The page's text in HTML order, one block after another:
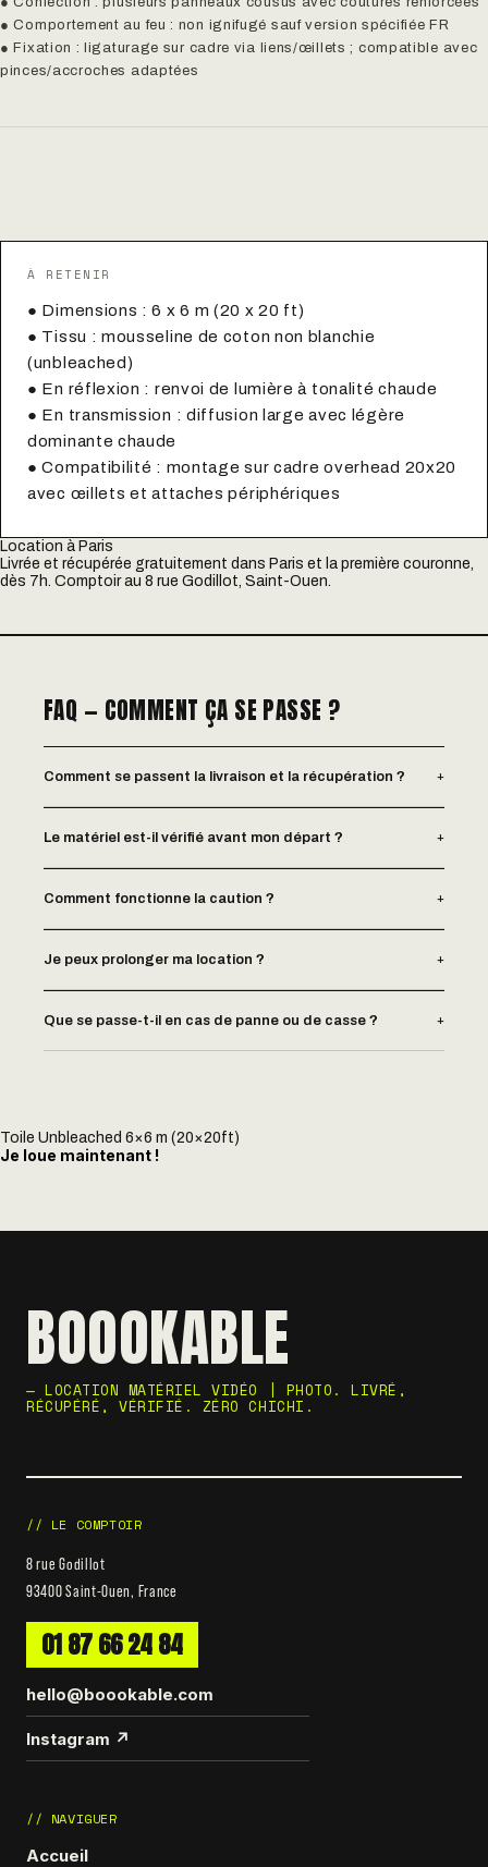
● Comportement au feu : non ignifugé sauf version spécifiée FR
● Fixation : ligaturage sur cadre via liens/œillets ; compatible avec
pinces/accroches adaptées
À RETENIR
● Dimensions : 6 x 6 m (20 x 20 ft)
● Tissu : mousseline de coton non blanchie
(unbleached)
● En réflexion : renvoi de lumière à tonalité chaude
● En transmission : diffusion large avec légère
dominante chaude
● Compatibilité : montage sur cadre overhead 20x20
avec œillets et attaches périphériques
Location à Paris
Livrée et récupérée gratuitement dans Paris et la première couronne,
dès 7h. Comptoir au 8 rue Godillot, Saint-Ouen.
FAQ — COMMENT ÇA SE PASSE ?
Comment se passent la livraison et la récupération ? +
Le matériel est-il vérifié avant mon départ ? +
Comment fonctionne la caution ? +
Je peux prolonger ma location ? +
Que se passe-t-il en cas de panne ou de casse ? +
Toile Unbleached 6×6 m (20×20ft)
Je loue maintenant !
BOOOKABLE
— LOCATION MATÉRIEL VIDÉO | PHOTO. LIVRÉ,
RÉCUPÉRÉ, VÉRIFIÉ. ZÉRO CHICHI.
// LE COMPTOIR
8 rue Godillot
93400 Saint-Ouen, France
01 87 66 24 84
hello@boookable.com
Instagram ↗
// NAVIGUER
Accueil